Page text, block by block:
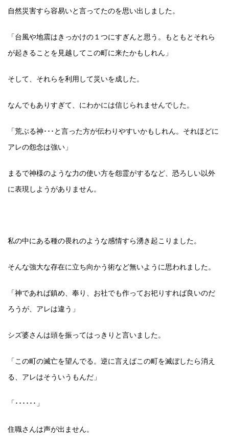
自然災害すら容易いと言ってたのを思い出しました。
「台風や地震はきっかけの１つにすぎんと思う。もともとそれら
が起きることを見越してこの町に来たかもしれん」
そして、それらを利用して災いを成した。
なんでもありすぎて、にわかには信じられませんでした。
「荒ぶる神･･･と言った方が伝わりやすいかもしれん。それほどに
アレの怨念は強い」
まるで神様のような力の使い方を怨霊がするなど、恐ろしい以外
に表現しようがありません。
私の中にある種の畏れのような感情すら湧き起こりました。
そんな強大な存在に立ち向かう術など無いように思われました。
「神であれば鎮め、奉り、お社でも作ってお祀りすれば良いのだ
ろうが、アレは違う」
シズ婆さんは頭を振ってはっきりと言いました。
「この町の滅亡を望んでる。逆に言えばこの町を滅ぼしたら消え
る、アレはそういうもんだ」
「･･････」
住職さんは声が出ません。